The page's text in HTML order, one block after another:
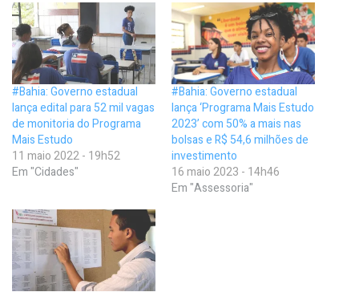
#Bahia: Governo estadual
lança edital para 52 mil vagas
de monitoria do Programa
Mais Estudo
11 maio 2022 - 19h52
Em "Cidades"
#Bahia: Governo estadual
lança ‘Programa Mais Estudo
2023’ com 50% a mais nas
bolsas e R$ 54,6 milhões de
investimento
16 maio 2023 - 14h46
Em "Assessoria"